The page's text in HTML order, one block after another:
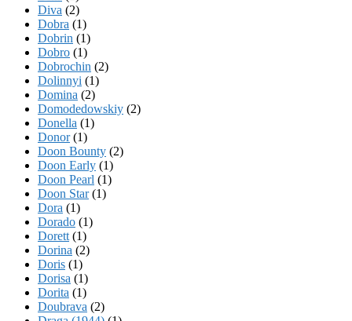
Diva (2)
Dobra (1)
Dobrin (1)
Dobro (1)
Dobrochin (2)
Dolinnyi (1)
Domina (2)
Domodedowskiy (2)
Donella (1)
Donor(1)
Doon Bounty (2)
Doon Early (1)
Doon Pearl (1)
Doon Star(1)
Dora (1)
Dorado (1)
Dorett (1)
Dorina (2)
Doris (1)
Dorisa (1)
Dorita (1)
Doubrava (2)